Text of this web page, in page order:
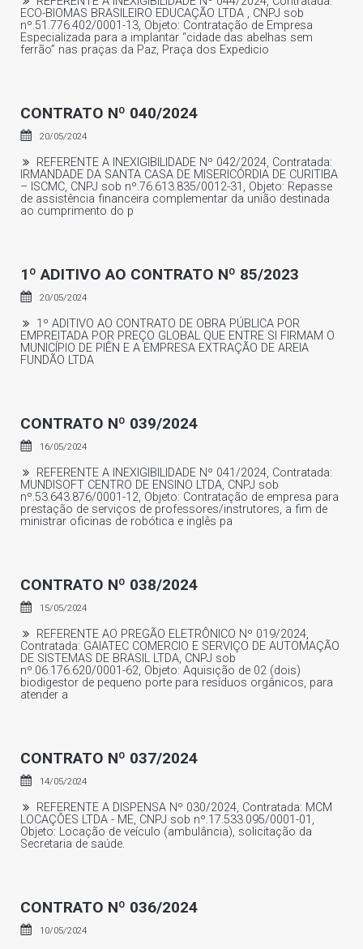
ECO-BIOMAS BRASILEIRO EDUCAÇÃO LTDA , CNPJ sob
nº.51.776.402/0001-13, Objeto: Contratação de Empresa
Especializada para a implantar “cidade das abelhas sem
ferrão” nas praças da Paz, Praça dos Expedicio
CONTRATO Nº 040/2024
20/05/2024
REFERENTE A INEXIGIBILIDADE Nº 042/2024, Contratada:
IRMANDADE DA SANTA CASA DE MISERICÓRDIA DE CURITIBA
– ISCMC, CNPJ sob nº.76.613.835/0012-31, Objeto: Repasse
de assistência financeira complementar da união destinada
ao cumprimento do p
1º ADITIVO AO CONTRATO Nº 85/2023
20/05/2024
1º ADITIVO AO CONTRATO DE OBRA PÚBLICA POR
EMPREITADA POR PREÇO GLOBAL QUE ENTRE SI FIRMAM O
MUNICÍPIO DE PIÊN E A EMPRESA EXTRAÇÃO DE AREIA
FUNDÃO LTDA
CONTRATO Nº 039/2024
16/05/2024
REFERENTE A INEXIGIBILIDADE Nº 041/2024, Contratada:
MUNDISOFT CENTRO DE ENSINO LTDA, CNPJ sob
nº.53.643.876/0001-12, Objeto: Contratação de empresa para
prestação de serviços de professores/instrutores, a fim de
ministrar oficinas de robótica e inglês pa
CONTRATO Nº 038/2024
15/05/2024
REFERENTE AO PREGÃO ELETRÔNICO Nº 019/2024,
Contratada: GAIATEC COMERCIO E SERVIÇO DE AUTOMAÇÃO
DE SISTEMAS DE BRASIL LTDA, CNPJ sob
nº.06.176.620/0001-62, Objeto: Aquisição de 02 (dois)
biodigestor de pequeno porte para resíduos orgânicos, para
atender a
CONTRATO Nº 037/2024
14/05/2024
REFERENTE A DISPENSA Nº 030/2024, Contratada: MCM
LOCAÇÕES LTDA - ME, CNPJ sob nº.17.533.095/0001-01,
Objeto: Locação de veículo (ambulância), solicitação da
Secretaria de saúde.
CONTRATO Nº 036/2024
10/05/2024